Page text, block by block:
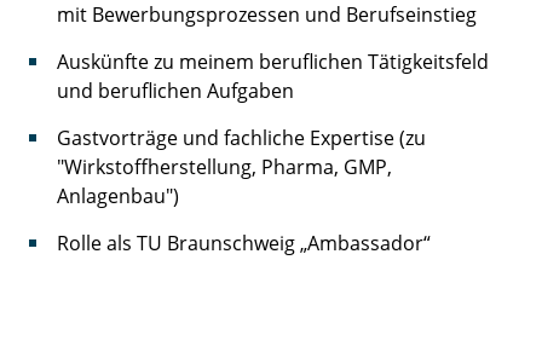
mit Bewerbungsprozessen und Berufseinstieg
Auskünfte zu meinem beruflichen Tätigkeitsfeld
und beruflichen Aufgaben
Gastvorträge und fachliche Expertise (zu
"Wirkstoffherstellung, Pharma, GMP,
Anlagenbau")
Rolle als TU Braunschweig „Ambassador“